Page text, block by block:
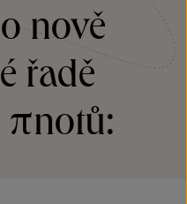
nově
řadě
πnotů: